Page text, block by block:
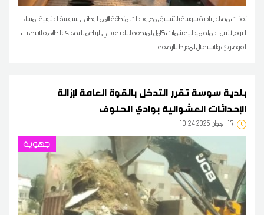
نفذت مصالح بلدية سوسة بالتنسيق مع وحدات منطقة الأمن الوطني بسوسة الجنوبية، مساء
اليوم الاثنين، حملة ميدانية شملت كامل المنطقة البلدية بحي الرياض للتصدي لظاهرة الانتصاب
الفوضوي والاستغلال المفرط للأرصفة.
بلدية سوسة تقرر التدخل بالقوة العامة لإزالة
الإحداثات العشوائية بوادي الحلوف
17 10:24 2026 جوان
جهوية